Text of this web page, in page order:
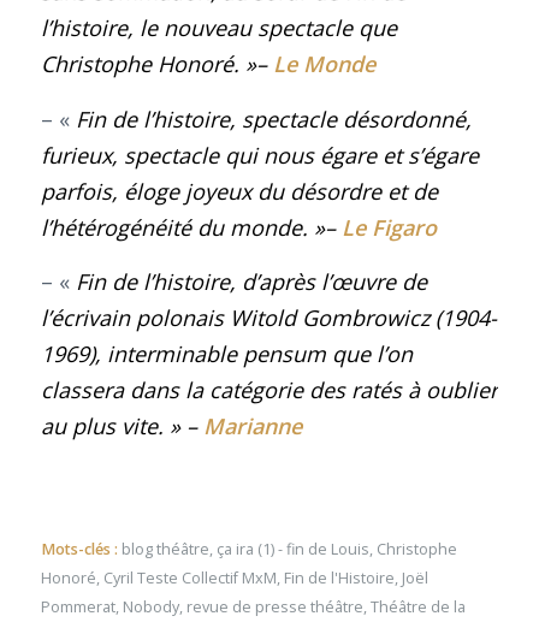
l’histoire, le nouveau spectacle que
Christophe Honoré. »– Le Monde
– « Fin de l’histoire, spectacle désordonné,
furieux, spectacle qui nous égare et s’égare
parfois, éloge joyeux du désordre et de
l’hétérogénéité du monde. »– Le Figaro
– « Fin de l’histoire, d’après l’œuvre de
l’écrivain polonais Witold Gombrowicz (1904-
1969), interminable pensum que l’on
classera dans la catégorie des ratés à oublier
au plus vite. » – Marianne
Mots-clés : blog théâtre, ça ira (1) - fin de Louis, Christophe
Honoré, Cyril Teste Collectif MxM, Fin de l'Histoire, Joël
Pommerat, Nobody, revue de presse théâtre,Théâtre de la